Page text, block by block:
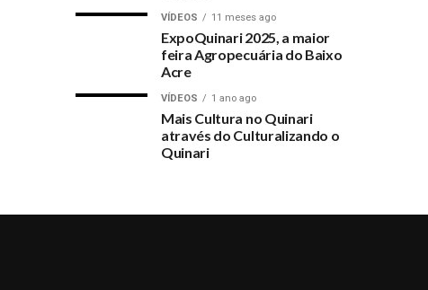
VÍDEOS 11 meses ago
ExpoQuinari 2025, a maior
feira Agropecuária do Baixo
Acre
VÍDEOS 1 ano ago
Mais Cultura no Quinari
através do Culturalizando o
Quinari